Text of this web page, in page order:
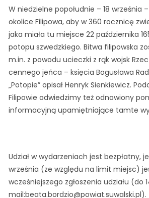
W niedzielne popołudnie – 18 września
okolice Filipowa, aby w 360 rocznicę
jaka miała tu miejsce 22 października
potopu szwedzkiego. Bitwa filipowska
m.in. z powodu ucieczki z rąk wojsk
cennego jeńca – księcia Bogusława
„Potopie” opisał Henryk Sienkiewicz.
Filipowie odwiedzimy też odnowiony
informacyjną upamiętniające tamte
Udział w wydarzeniach jest bezpłatny,
września (ze względu na limit miejsc)
wcześniejszego zgłoszenia udziału (do
mail:beata.bordzio@powiat.suwalski.pl).